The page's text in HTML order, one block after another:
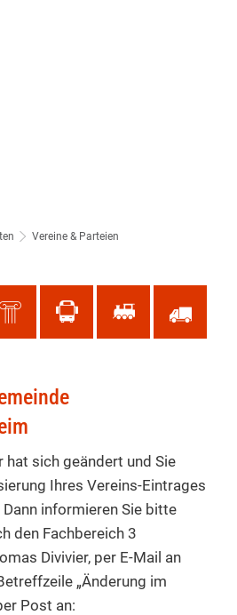
Vereine & Parteien
hat sich geändert und Sie
Ihres Vereins-Eintrages
informieren Sie bitte
den Fachbereich 3
Divivier, per E-Mail an
„Änderung im
Post an: